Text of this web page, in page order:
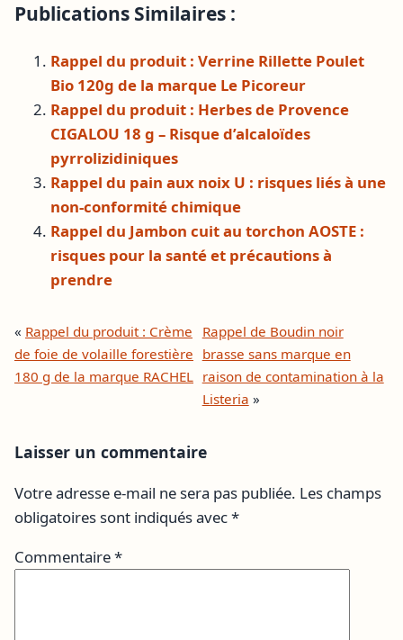
Publications Similaires :
Rappel du produit : Verrine Rillette Poulet
Bio 120g de la marque Le Picoreur
Rappel du produit : Herbes de Provence
CIGALOU 18 g – Risque d’alcaloïdes
pyrrolizidiniques
Rappel du pain aux noix U : risques liés à une
non-conformité chimique
Rappel du Jambon cuit au torchon AOSTE :
risques pour la santé et précautions à
prendre
« Rappel du produit : Crème
de foie de volaille forestière
180 g de la marque RACHEL
Rappel de Boudin noir
brasse sans marque en
raison de contamination à la
Listeria »
Laisser un commentaire
Votre adresse e-mail ne sera pas publiée. Les champs
obligatoires sont indiqués avec*
Commentaire*